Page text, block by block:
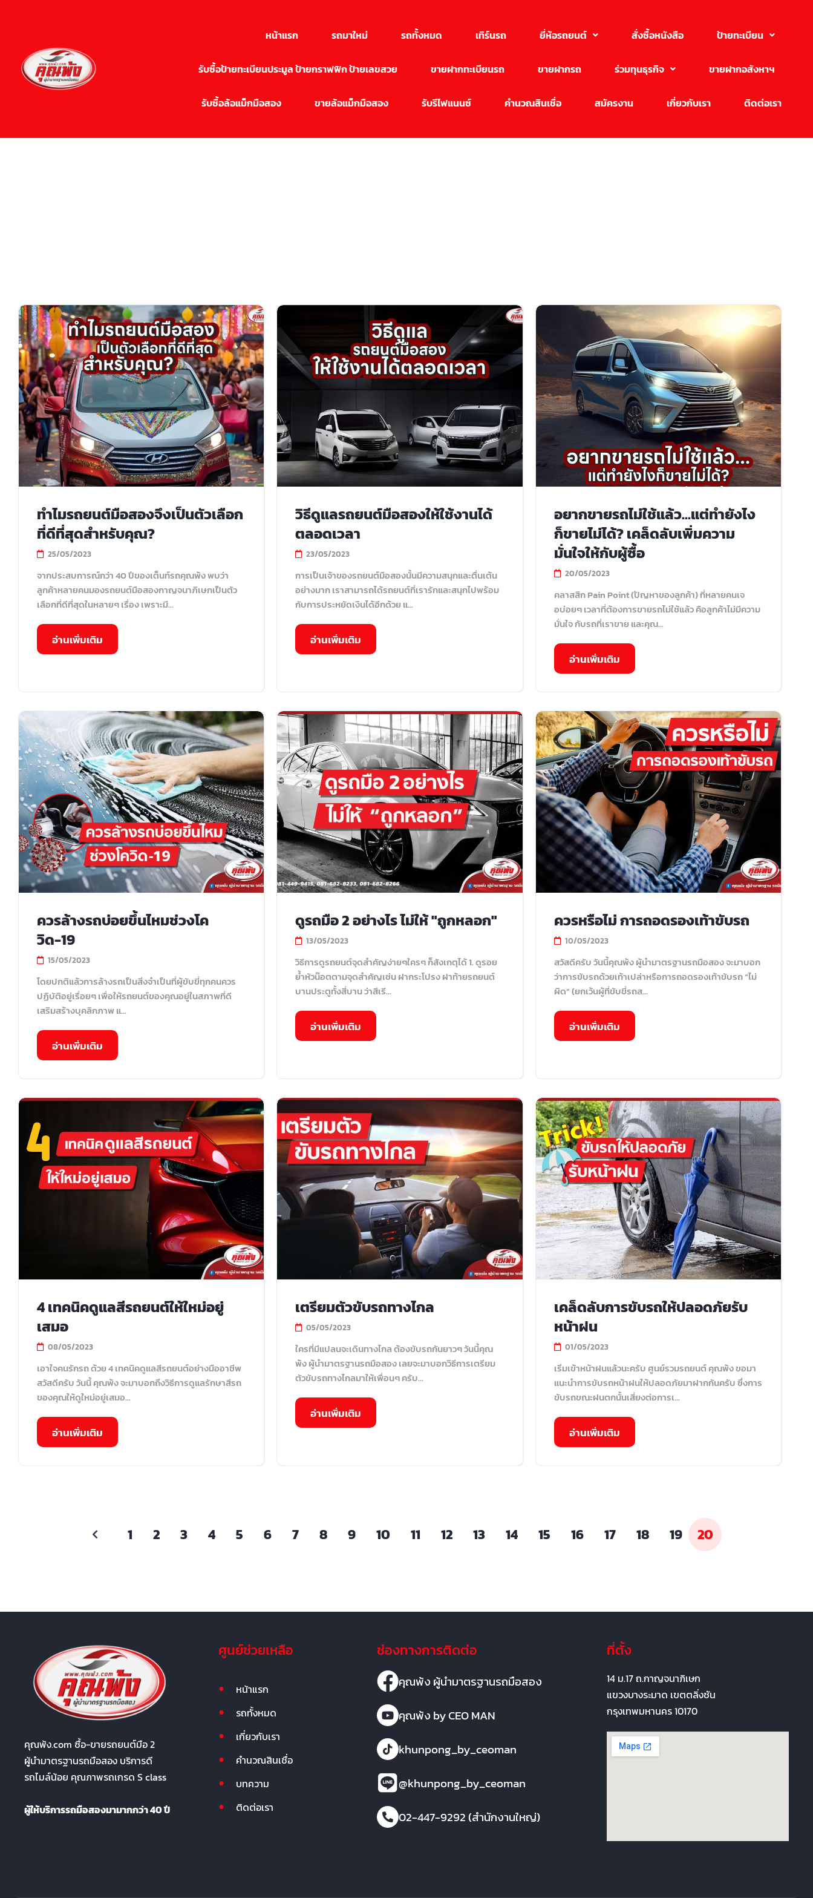
หน้าแรก รถมาใหม่ รถทั้งหมด เทิร์นรถ ยี่ห้อรถยนต์ สั่งซื้อหนังสือ ป้ายทะเบียน
รับซื้อป้ายทะเบียนประมูล ป้ายกราฟฟิก ป้ายเลขสวย ขายฝากทะเบียนรถ ขายฝากรถ ร่วมทุนธุรกิจ ขายฝากอสังหาฯ
รับซื้อล้อแม็กมือสอง ขายล้อแม็กมือสอง รับรีไฟแนนซ์ คำนวณสินเชื่อ สมัครงาน เกี่ยวกับเรา ติดต่อเรา
ทำไมรถยนต์มือสองจึงเป็นตัวเลือก
ที่ดีที่สุดสำหรับคุณ?
25/05/2023
จากประสบการณ์กว่า 40 ปีของเต็นท์รถคุณพ้ง พบว่า
ลูกค้าหลายคนมองรถยนต์มือสองกาญจนาภิเษกเป็นตัว
เลือกที่ดีที่สุดในหลายๆ เรื่อง เพราะมี...
อ่านเพิ่มเติม
วิธีดูแลรถยนต์มือสองให้ใช้งานได้
ตลอดเวลา
23/05/2023
การเป็นเจ้าของรถยนต์มือสองนั้นมีความสนุกและตื่นเต้น
อย่างมาก เราสามารถได้รถยนต์ที่เรารักและสนุกไปพร้อม
กับการประหยัดเงินได้อีกด้วย แ...
อ่านเพิ่มเติม
อยากขายรถไม่ใช้แล้ว…แต่ทำยังไง
ก็ขายไม่ได้? เคล็ดลับเพิ่มความ
มั่นใจให้กับผู้ซื้อ
20/05/2023
คลาสสิก Pain Point (ปัญหาของลูกค้า) ที่หลายคนเจ
อบ่อยๆ เวลาที่ต้องการขายรถไม่ใช้แล้ว คือลูกค้าไม่มีความ
มั่นใจ กับรถที่เราขาย และคุณ...
อ่านเพิ่มเติม
ควรล้างรถบ่อยขึ้นไหมช่วงโค
วิด-19
15/05/2023
โดยปกติแล้วการล้างรถเป็นสิ่งจำเป็นที่ผู้ขับขี่ทุกคนควร
ปฏิบัติอยู่เรื่อยๆ เพื่อให้รถยนต์ของคุณอยู่ในสภาพที่ดี
เสริมสร้างบุคลิกภาพ แ...
อ่านเพิ่มเติม
ดูรถมือ 2 อย่างไร ไม่ให้ "ถูกหลอก"
13/05/2023
วิธีการดูรถยนต์จุดสำคัญง่ายๆใครๆ ก็สังเกตุได้ 1. ดูรอย
ย้ำหัวน๊อตตามจุดสำคัญเช่น ฝากระโปรง ฝาท้ายรถยนต์
บานประตูทั้งสี่บาน ว่าสีเรี...
อ่านเพิ่มเติม
ควรหรือไม่ การถอดรองเท้าขับรถ
10/05/2023
สวัสดีครับ วันนี้คุณพ้ง ผู้นำมาตรฐานรถมือสอง จะมาบอก
ว่าการขับรถด้วยเท้าเปล่าหรือการถอดรองเท้าขับรถ “ไม่
ผิด” (ยกเว้นผู้ที่ขับขี่รถส...
อ่านเพิ่มเติม
4 เทคนิคดูแลสีรถยนต์ให้ใหม่อยู่
เสมอ
08/05/2023
เอาใจคนรักรถ ด้วย 4 เทคนิคดูแลสีรถยนต์อย่างมืออาชีพ
สวัสดีครับ วันนี้ คุณพ้ง จะมาบอกถึงวิธีการดูแลรักษาสีรถ
ของคุณให้ดูใหม่อยู่เสมอ...
อ่านเพิ่มเติม
เตรียมตัวขับรถทางไกล
05/05/2023
ใครที่มีแปลนจะเดินทางไกล ต้องขับรถกันยาวๆ วันนี้คุณ
พ้ง ผู้นำมาตรฐานรถมือสอง เลยจะมาบอกวิธีการเตรียม
ตัวขับรถทางไกลมาให้เพื่อนๆ ครับ...
อ่านเพิ่มเติม
เคล็ดลับการขับรถให้ปลอดภัยรับ
หน้าฝน
01/05/2023
เริ่มเข้าหน้าฝนแล้วนะครับ ศูนย์รวมรถยนต์ คุณพ้ง ขอมา
แนะนำการขับรถหน้าฝนให้ปลอดภัยมาฝากกันครับ ซึ่งการ
ขับรถขณะฝนตกนั้นเสี่ยงต่อการเ...
อ่านเพิ่มเติม
1 2 3 4 5 6 7 8 9 10 11 12 13 14 15 16 17 18 19 20
คุณพ้ง.com ซื้อ-ขายรถยนต์มือ 2
ผู้นำมาตรฐานรถมือสอง บริการดี
รถไมล์น้อย คุณภาพรถเกรด S class
ผู้ให้บริการรถมือสองมามากกว่า 40 ปี
ศูนย์ช่วยเหลือ
หน้าแรก
รถทั้งหมด
เกี่ยวกับเรา
คำนวณสินเชื่อ
บทความ
ติดต่อเรา
ช่องทางการติดต่อ
คุณพ้ง ผู้นำมาตรฐานรถมือสอง
คุณพ้ง by CEO MAN
khunpong_by_ceoman
@khunpong_by_ceoman
02-447-9292 (สำนักงานใหญ่)
ที่ตั้ง
14 ม.17 ถ.กาญจนาภิเษก
แขวงบางระมาด เขตตลิ่งชัน
กรุงเทพมหานคร 10170